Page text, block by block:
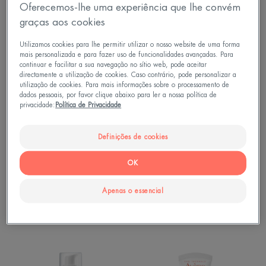
-
Solar
Cleanance
SPF50+
Cuidados solares - Pele
-
Solar
Cleanance
SPF
50+
Com
Cuidados solares - Pele
SPF 50+ Com Cor
-
Cuidado
Oferecemos-lhe uma experiência que lhe convém
graças aos cookies
Utilizamos cookies para lhe permitir utilizar o nosso website de uma forma
mais personalizada e para fazer uso de funcionalidades avançadas. Para
continuar e facilitar a sua navegação no sítio web, pode aceitar
directamente a utilização de cookies. Caso contrário, pode personalizar a
utilização de cookies. Para mais informações sobre o processamento de
dados pessoais, por favor clique abaixo para ler a nossa política de
privacidade: Política de Privacidade
Definições de cookies
Apenas o essencial
OK